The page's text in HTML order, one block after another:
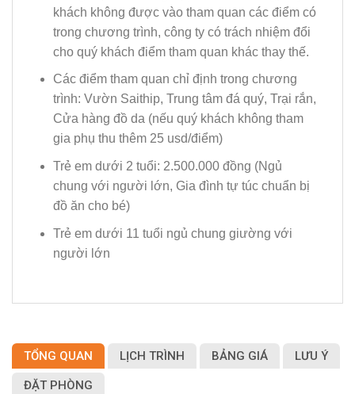
khách không được vào tham quan các điểm có
trong chương trình, công ty có trách nhiệm đổi
cho quý khách điểm tham quan khác thay thế.
Các điểm tham quan chỉ định trong chương
trình: Vườn Saithip, Trung tâm đá quý, Trại rắn,
Cửa hàng đồ da (nếu quý khách không tham
gia phụ thu thêm 25 usd/điểm)
Trẻ em dưới 2 tuổi: 2.500.000 đồng (Ngủ
chung với người lớn, Gia đình tự túc chuẩn bị
đồ ăn cho bé)
Trẻ em dưới 11 tuổi ngủ chung giường với
người lớn
TỔNG QUAN LỊCH TRÌNH BẢNG GIÁ LƯU Ý
ĐẶT PHÒNG